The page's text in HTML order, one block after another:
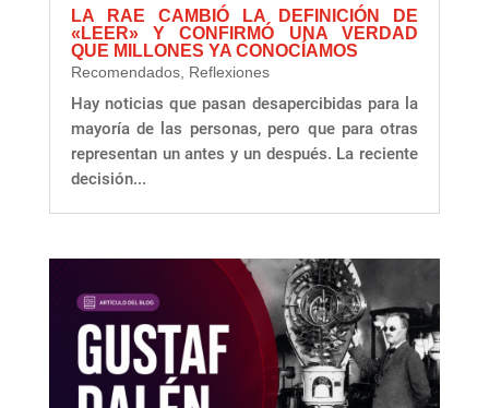
LA RAE CAMBIÓ LA DEFINICIÓN DE
«LEER» Y CONFIRMÓ UNA VERDAD
QUE MILLONES YA CONOCÍAMOS
Recomendados, Reflexiones
Hay noticias que pasan desapercibidas para la
mayoría de las personas, pero que para otras
representan un antes y un después. La reciente
decisión...